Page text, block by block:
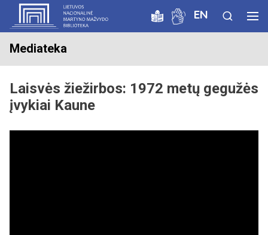
EN
Mediateka
Laisvės žiežirbos: 1972 metų gegužės
įvykiai Kaune